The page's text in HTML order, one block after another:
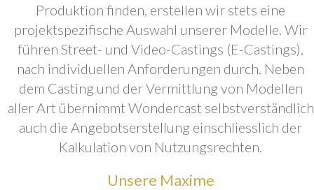
Produktion finden, erstellen wir stets eine
projektspezifische Auswahl unserer Modelle. Wir
führen Street- und Video-Castings (E-Castings),
nach individuellen Anforderungen durch. Neben
dem Casting und der Vermittlung von Modellen
aller Art übernimmt Wondercast selbstverständlich
auch die Angebotserstellung einschliesslich der
Kalkulation von Nutzungsrechten.
Unsere Maxime